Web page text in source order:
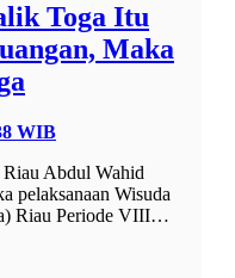
Toga Itu
Maka
WIB
Abdul Wahid
pelaksanaan Wisuda
Riau Periode VIII…